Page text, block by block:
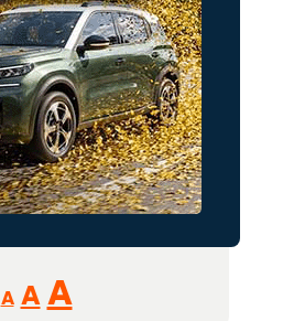
A
Reducir
tamaño
A Restablecer
AAumentar